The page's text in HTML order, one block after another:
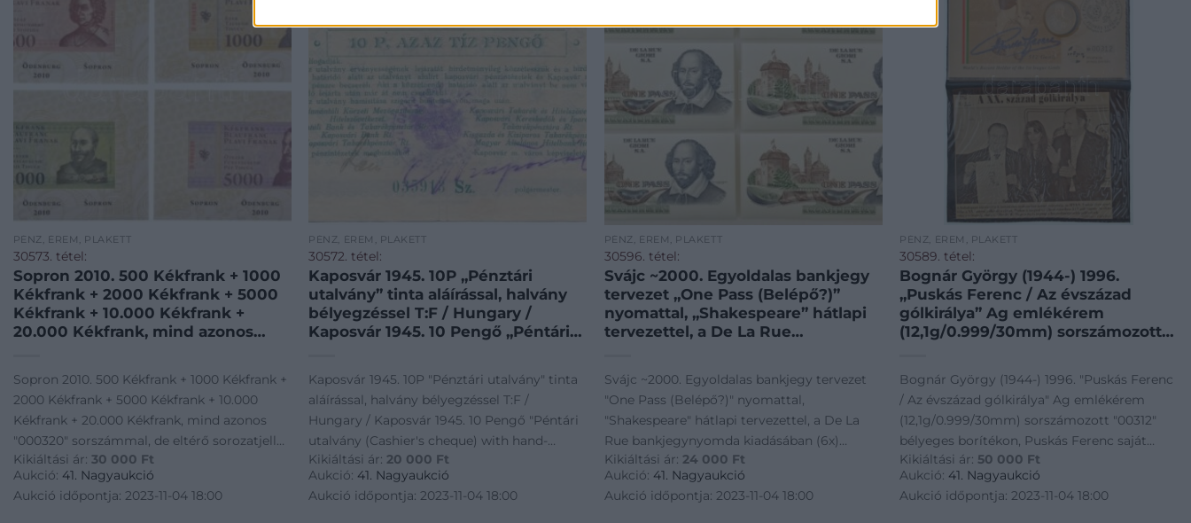
PÉNZ, ÉREM, PLAKETT
30573. tétel:
Sopron 2010. 500 Kékfrank + 1000
Kékfrank + 2000 Kékfrank + 5000
Kékfrank + 10.000 Kékfrank +
20.000 Kékfrank, mind azonos
bankjegy az eredeti, kibocsátáskori
díszcsomagolásában T:UNC / Hung
Sopron 2010. 500 Kékfrank + 1000 Kékfrank +
2000 Kékfrank + 5000 Kékfrank + 10.000
Kékfrank + 20.000 Kékfrank, mind azonos
"000320" sorszámmal, de eltérő sorozatjellel,
teljes sor, minden bankjegy az eredeti,
kibocsátáskori díszcsomagolásában T:UNC /
Hung
Kikiáltási ár: 30 000 Ft
Aukció: 41. Nagyaukció
Aukció időpontja: 2023-11-04 18:00
PÉNZ, ÉREM, PLAKETT
30572. tétel:
Kaposvár 1945. 10P „Pénztári
utalvány” tinta aláírással, halvány
bélyegzéssel T:F / Hungary /
Kaposvár 1945. 10 Pengő „Péntári
cancellation C:F Adamo KAP-2.1.1
Kaposvár 1945. 10P "Pénztári utalvány" tinta
aláírással, halvány bélyegzéssel T:F /
Hungary / Kaposvár 1945. 10 Pengő "Péntári
utalvány (Cashier's cheque) with hand-
written signature and faint cancellation C:F
Adamo KAP-2.1.1
Kikiáltási ár: 20 000 Ft
Aukció: 41. Nagyaukció
Aukció időpontja: 2023-11-04 18:00
PÉNZ, ÉREM, PLAKETT
30596. tétel:
Svájc ~2000. Egyoldalas bankjegy
tervezet „One Pass (Belépő?)”
nyomattal, „Shakespeare” hátlapi
tervezettel, a De La Rue
One-sided test banknote with
„One Pass (as a ticket?)” print, with
„Shake
Svájc ~2000. Egyoldalas bankjegy tervezet
"One Pass (Belépő?)" nyomattal,
"Shakespeare" hátlapi tervezettel, a De La
Rue bankjegynyomda kiadásában (6x)
T:UNC,AU / Switzerland ~2000. One-sided
test banknote with "One Pass (as a ticket?)"
print, with "Shake
Kikiáltási ár: 24 000 Ft
Aukció: 41. Nagyaukció
Aukció időpontja: 2023-11-04 18:00
PÉNZ, ÉREM, PLAKETT
30589. tétel:
Bognár György (1944-) 1996.
„Puskás Ferenc / Az évszázad
gólkirálya” Ag emlékérem
(12,1g/0.999/30mm) sorszámozott
aláírásával T:PP kis patina /
Hungary 1996. „Puskás Ferenc / Az
évszázad gólkirálya (Fer
Bognár György (1944-) 1996. "Puskás Ferenc
/ Az évszázad gólkirálya" Ag emlékérem
(12,1g/0.999/30mm) sorszámozott "00312"
bélyeges borítékon, Puskás Ferenc saját
kezű aláírásával T:PP kis patina / Hungary
1996. "Puskás Ferenc / Az évszázad gólkirálya
(Fer
Kikiáltási ár: 50 000 Ft
Aukció: 41. Nagyaukció
Aukció időpontja: 2023-11-04 18:00